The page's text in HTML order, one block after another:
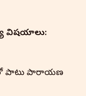
విషయాలు:
పాటు పారాయణ